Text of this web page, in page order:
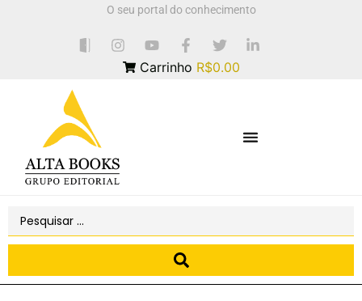
O seu portal do conhecimento
Carrinho R$0.00